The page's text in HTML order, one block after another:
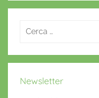
Ricerca
Newsletter